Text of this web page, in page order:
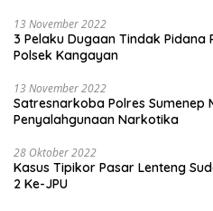
13 November 2022
3 Pelaku Dugaan Tindak Pidana
Polsek Kangayan
13 November 2022
Satresnarkoba Polres Sumenep
Penyalahgunaan Narkotika
28 Oktober 2022
Kasus Tipikor Pasar Lenteng
2 Ke-JPU